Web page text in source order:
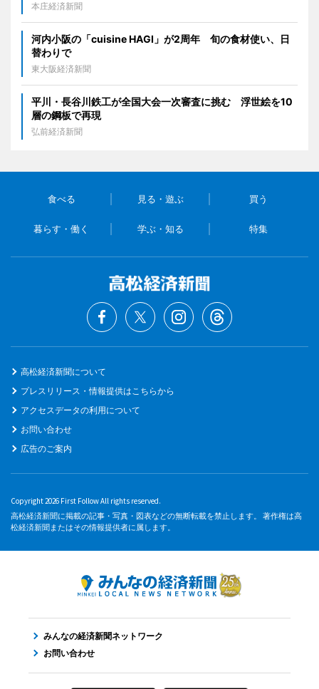
本庄経済新聞
河内小阪の「cuisine HAGI」が2周年 旬の食材使い、日
替わりで
東大阪経済新聞
平川・長谷川鉄工が全国大会一次審査に挑む 浮世絵を10
層の鋼板で再現
弘前経済新聞
食べる 見る・遊ぶ 買う
暮らす・働く 学ぶ・知る 特集
高松経済新聞について
プレスリリース・情報提供はこちらから
アクセスデータの利用について
お問い合わせ
広告のご案内
Copyright 2026 First Follow All rights reserved.
高松経済新聞に掲載の記事・写真・図表などの無断転載を禁止します。 著作権は高
松経済新聞またはその情報提供者に属します。
みんなの経済新聞ネットワーク
お問い合わせ